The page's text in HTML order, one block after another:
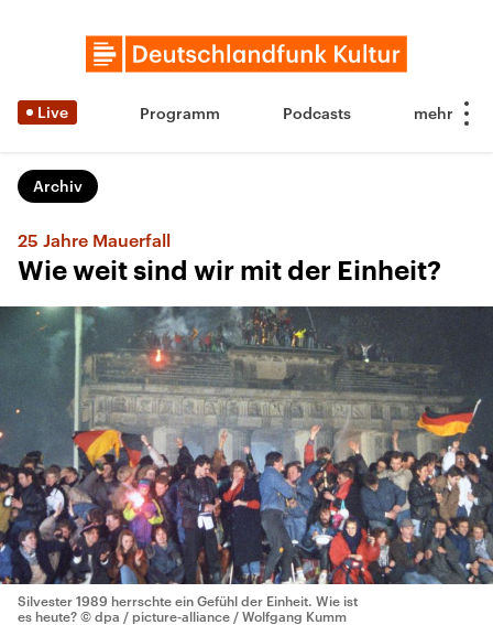
Live Programm Podcasts
Archiv
25 Jahre Mauerfall
Wie weit sind wir mit der Einheit?
Silvester 1989 herrschte ein Gefühl der Einheit. Wie ist
es heute? © dpa / picture-alliance / Wolfgang Kumm